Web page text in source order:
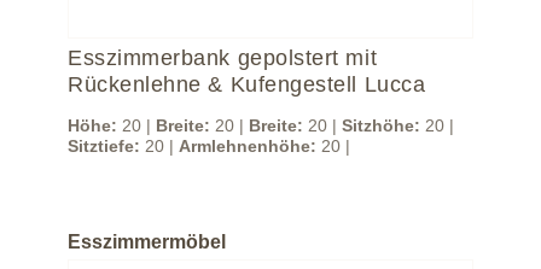
Esszimmerbank gepolstert mit
Rückenlehne & Kufengestell Lucca
Höhe: 20 | Breite: 20 | Breite: 20 | Sitzhöhe: 20 |
Sitztiefe: 20 | Armlehnenhöhe: 20 |
Esszimmermöbel